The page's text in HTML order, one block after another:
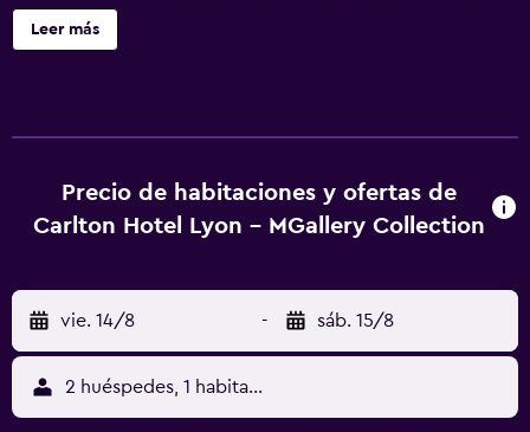
Codage o el acogedor bar del hotel. El hotel, a 5 minutos
a pie de la estación de metro de Bellecour, es el punto de
Leer más
Precio de habitaciones y ofertas de
Carlton Hotel Lyon - MGallery Collection
vie. 14/8 - sáb. 15/8
2 huéspedes, 1 habitación